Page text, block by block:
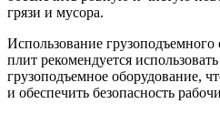
грязи и мусора.
Использование
плит рекомендуется
грузоподъемное оборудование,
и обеспечить безопасность